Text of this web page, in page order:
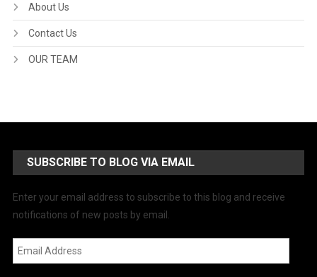
About Us
Contact Us
OUR TEAM
SUBSCRIBE TO BLOG VIA EMAIL
Enter your email address to subscribe to this blog and receive
notifications of new posts by email.
Email
Address